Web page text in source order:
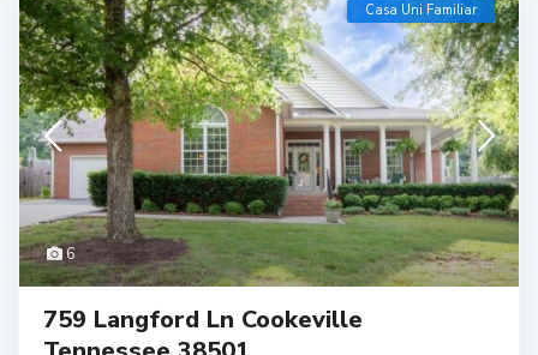
6
Casa Uni Familiar
759 Langford Ln Cookeville